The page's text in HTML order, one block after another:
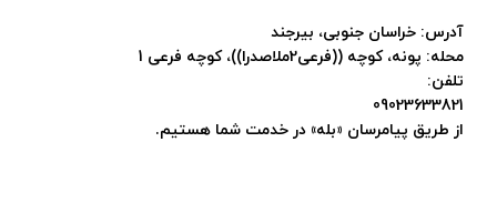
آدرس: خراسان جنوبی، بیرجند
محله: پونه، کوچه ((فرعی2ملاصدرا))، کوچه فرعی 1
تلفن:
09023633821
از طریق پیامرسان «بله» در خدمت شما هستیم.